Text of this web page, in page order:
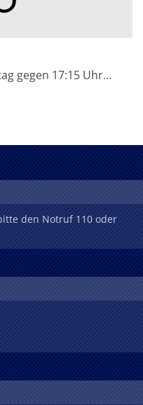
gegen 17:15 Uhr…
den Notruf 110 oder